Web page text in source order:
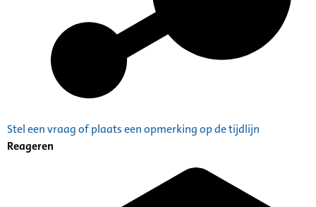
Stel een vraag of plaats een opmerking op de tijdlijn
Reageren